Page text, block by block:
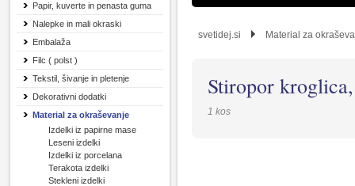
Papir, kuverte in penasta guma
Nalepke in mali okraski
Embalaža
Filc ( polst )
Tekstil, šivanje in pletenje
Dekorativni dodatki
Material za okraševanje
Izdelki iz papirne mase
Leseni izdelki
Izdelki iz porcelana
Terakota izdelki
Stekleni izdelki
svetidej.si Material za
Stiropor
1 kos